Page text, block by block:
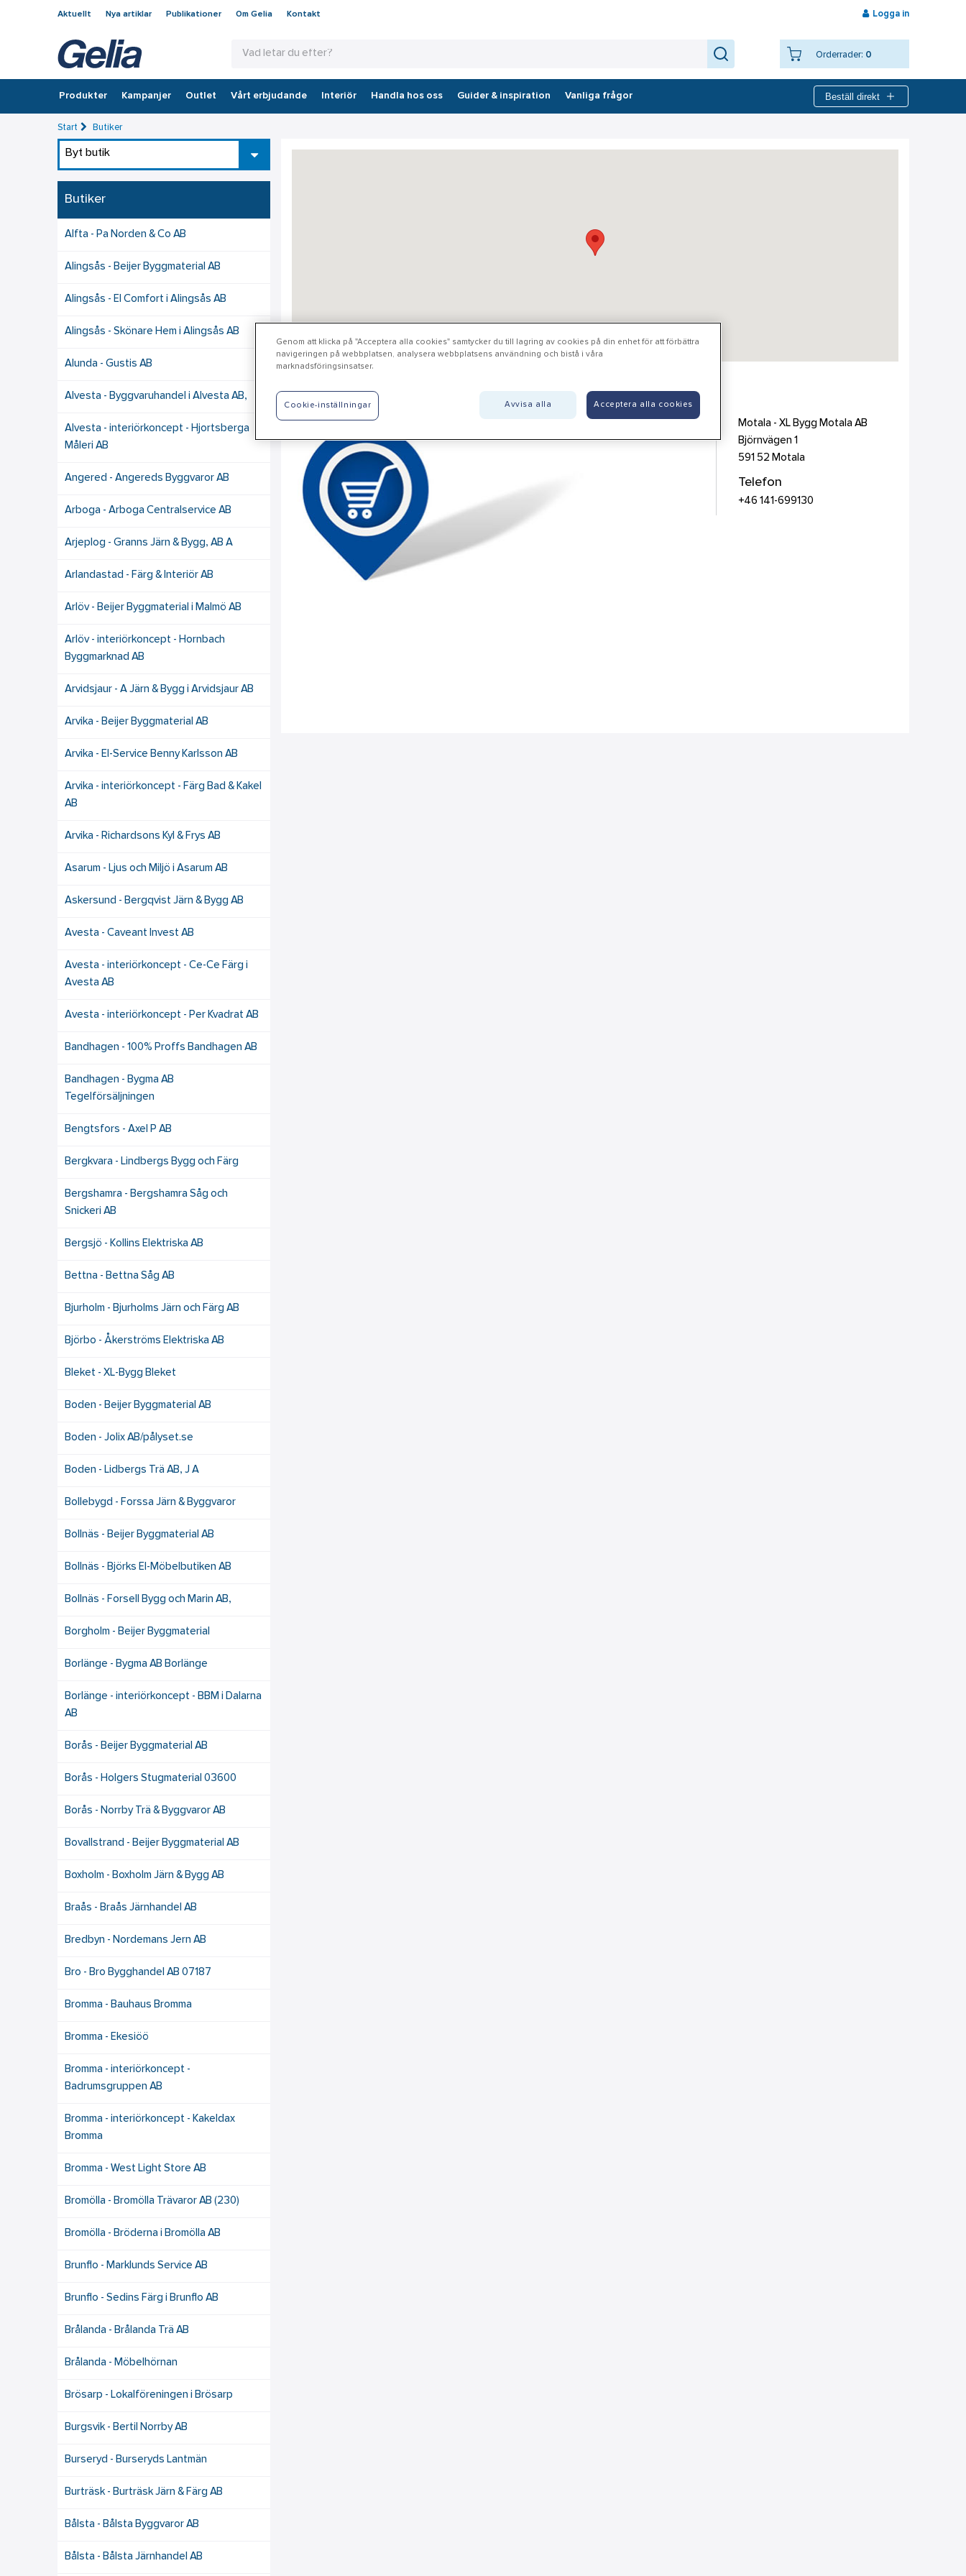
Aktuellt Nya artiklar Publikationer Om Gelia Kontakt Logga in
Orderrader: 0
Produkter Kampanjer Outlet Vårt erbjudande Interiör Handla hos oss Guider & inspiration Vanliga frågor Beställ direkt
Start Butiker
Byt butik
Butiker
Alfta - Pa Norden & Co AB
Alingsås - Beijer Byggmaterial AB
Alingsås - El Comfort i Alingsås AB
Alingsås - Skönare Hem i Alingsås AB
Alunda - Gustis AB
Alvesta - Byggvaruhandel i Alvesta AB,
Alvesta - interiörkoncept - Hjortsberga
Måleri AB
Angered - Angereds Byggvaror AB
Arboga - Arboga Centralservice AB
Arjeplog - Granns Järn & Bygg, AB A
Arlandastad - Färg & Interiör AB
Arlöv - Beijer Byggmaterial i Malmö AB
Arlöv - interiörkoncept - Hornbach
Byggmarknad AB
Arvidsjaur - A Järn & Bygg i Arvidsjaur AB
Arvika - Beijer Byggmaterial AB
Arvika - El-Service Benny Karlsson AB
Arvika - interiörkoncept - Färg Bad & Kakel
AB
Arvika - Richardsons Kyl & Frys AB
Asarum - Ljus och Miljö i Asarum AB
Askersund - Bergqvist Järn & Bygg AB
Avesta - Caveant Invest AB
Avesta - interiörkoncept - Ce-Ce Färg i
Avesta AB
Avesta - interiörkoncept - Per Kvadrat AB
Bandhagen - 100% Proffs Bandhagen AB
Bandhagen - Bygma AB
Tegelförsäljningen
Bengtsfors - Axel P AB
Bergkvara - Lindbergs Bygg och Färg
Bergshamra - Bergshamra Såg och
Snickeri AB
Bergsjö - Kollins Elektriska AB
Bettna - Bettna Såg AB
Bjurholm - Bjurholms Järn och Färg AB
Björbo - Åkerströms Elektriska AB
Bleket - XL-Bygg Bleket
Boden - Beijer Byggmaterial AB
Boden - Jolix AB/pålyset.se
Boden - Lidbergs Trä AB, J A
Bollebygd - Forssa Järn & Byggvaror
Bollnäs - Beijer Byggmaterial AB
Bollnäs - Björks El-Möbelbutiken AB
Bollnäs - Forsell Bygg och Marin AB,
Borgholm - Beijer Byggmaterial
Borlänge - Bygma AB Borlänge
Borlänge - interiörkoncept - BBM i Dalarna
AB
Borås - Beijer Byggmaterial AB
Borås - Holgers Stugmaterial 03600
Borås - Norrby Trä & Byggvaror AB
Bovallstrand - Beijer Byggmaterial AB
Boxholm - Boxholm Järn & Bygg AB
Braås - Braås Järnhandel AB
Bredbyn - Nordemans Jern AB
Bro - Bro Bygghandel AB 07187
Bromma - Bauhaus Bromma
Bromma - Ekesiöö
Bromma - interiörkoncept -
Badrumsgruppen AB
Bromma - interiörkoncept - Kakeldax
Bromma
Bromma - West Light Store AB
Bromölla - Bromölla Trävaror AB (230)
Bromölla - Bröderna i Bromölla AB
Brunflo - Marklunds Service AB
Brunflo - Sedins Färg i Brunflo AB
Brålanda - Brålanda Trä AB
Brålanda - Möbelhörnan
Brösarp - Lokalföreningen i Brösarp
Burgsvik - Bertil Norrby AB
Burseryd - Burseryds Lantmän
Burträsk - Burträsk Järn & Färg AB
Bålsta - Bålsta Byggvaror AB
Bålsta - Bålsta Järnhandel AB
Motala - XL Bygg Motala AB
Motala - XL Bygg Motala AB
Björnvägen 1
591 52 Motala
Telefon
+46 141-699130
Genom att klicka på "Acceptera alla cookies" samtycker du till lagring av cookies på din enhet för att förbättra
navigeringen på webbplatsen, analysera webbplatsens användning och bistå i våra
marknadsföringsinsatser.
Avvisa alla Acceptera alla cookies
Cookie-inställningar